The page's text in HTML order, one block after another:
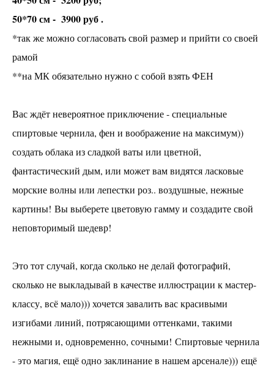
красота"
КАРТИНЫ АКРИЛОМ В ДЕРЕВЕ "МИР ВНУТРИ"
Картины с тканью "VOLUME TEXTURE"
Рельефные картины
Картины с объемными элементами (Лимон, буквы и
ягоды)
Все мастер-классы по СМОЛЕ
Абонементы
Предметы интерьера на ЗАКАЗ
аренда
50*70 см - 3900 руб .
*так же можно согласовать свой размер и прийти со своей
рамой
**на МК обязательно нужно с собой взять ФЕН
Вас ждёт невероятное приключение - специальные
спиртовые чернила, фен и воображение на максимум))
создать облака из сладкой ваты или цветной,
фантастический дым, или может вам видятся ласковые
морские волны или лепестки роз.. воздушные, нежные
картины! Вы выберете цветовую гамму и создадите свой
неповторимый шедевр!
Это тот случай, когда сколько не делай фотографий,
сколько не выкладывай в качестве иллюстрации к мастер-
классу, всё мало))) хочется завалить вас красивыми
изгибами линий, потрясающими оттенками, такими
нежными и, одновременно, сочными! Спиртовые чернила
- это магия, ещё одно заклинание в нашем арсенале))) ещё